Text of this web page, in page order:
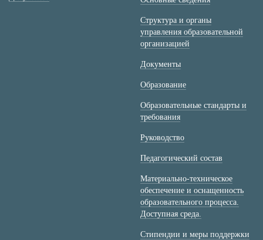
Структура и органы
управления образовательной
организацией
Документы
Образование
Образовательные стандарты и
требования
Руководство
Педагогический состав
Материально-техническое
обеспечение и оснащенность
образовательного процесса.
Доступная среда.
Стипендии и меры поддержки